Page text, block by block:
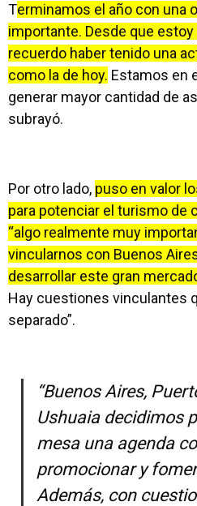
Terminamos el año con una
importante. Desde que
recuerdo haber tenido una
como la de hoy. Estamos en
generar mayor cantidad de
subrayó.
Por otro lado, puso en valor
para potenciar el turismo de
“algo realmente muy
vincularnos con Buenos
desarrollar este gran
Hay cuestiones vinculantes
separado”.
“Buenos Aires,
Ushuaia decidimos
mesa una agenda
promocionar y
Además, con